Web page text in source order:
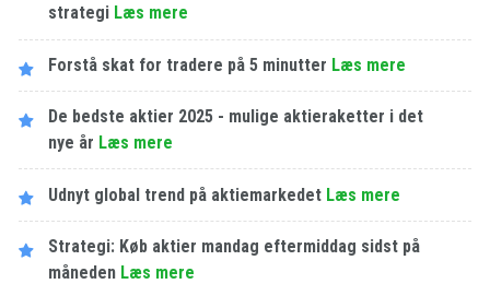
strategi Læs mere
Forstå skat for tradere på 5 minutter Læs mere
De bedste aktier 2025 - mulige aktieraketter i det
nye år Læs mere
Udnyt global trend på aktiemarkedet Læs mere
Strategi: Køb aktier mandag eftermiddag sidst på
måneden Læs mere